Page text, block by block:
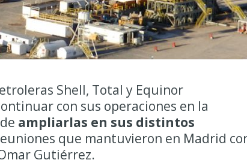
Shell, Total y Equinor
con sus operaciones en la
ampliarlas en sus distintos
que mantuvieron en Madrid
Gutiérrez.